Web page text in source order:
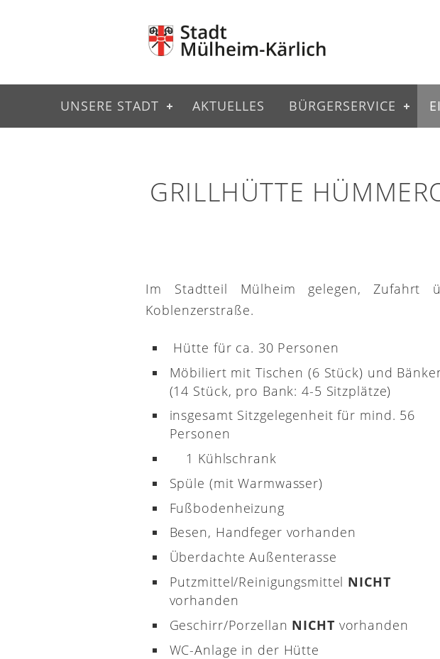
UNSERE STADT AKTUELLES BÜRGERSERVICE
GRILLHÜTTE
Im Stadtteil Mülheim gelegen, Zufahrt
Koblenzerstraße.
Hütte für ca. 30 Personen
Möbiliert mit Tischen (6 Stück) und
(14 Stück, pro Bank: 4-5 Sitzplätze)
insgesamt Sitzgelegenheit für mind. 56
Personen
1 Kühlschrank
Spüle (mit Warmwasser)
Fußbodenheizung
Besen, Handfeger vorhanden
Überdachte Außenterasse
Putzmittel/Reinigungsmittel NICHT
vorhanden
Geschirr/Porzellan NICHT vorhanden
WC-Anlage in der Hütte